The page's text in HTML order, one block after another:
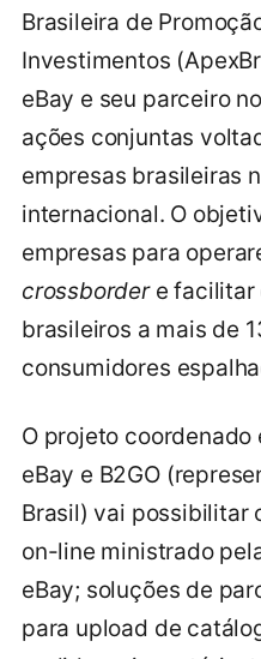
Brasileira de
Investimentos
eBay e seu parceiro
ações conjuntas
empresas brasileiras
internacional. O
empresas para
crossbordere facilitar
brasileiros a mais de
consumidores
O projeto coordenado
eBay e B2GO
Brasil) vai possibilitar
on-line ministrado
eBay; soluções de
para upload de